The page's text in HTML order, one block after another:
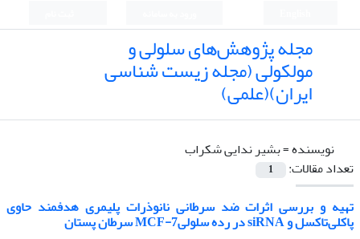
مجله پژوهش‌های سلولی و
مولکولی (مجله زیست شناسی
ایران)(علمی)
نویسنده =بشیر ندایی شکراب
تعداد مقالات:
1
تهیه و بررسی اثرات ضد سرطانی نانوذرات پلیمری هدفمند حاوی
پاکلی‌تاکسل و siRNA در رده سلولیMCF-7 سرطان پستان